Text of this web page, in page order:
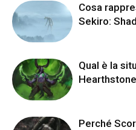
Cosa
Sekiro:
Qual è la
Perché